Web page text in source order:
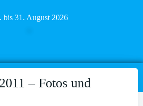
bis 31. August 2026
– Fotos und